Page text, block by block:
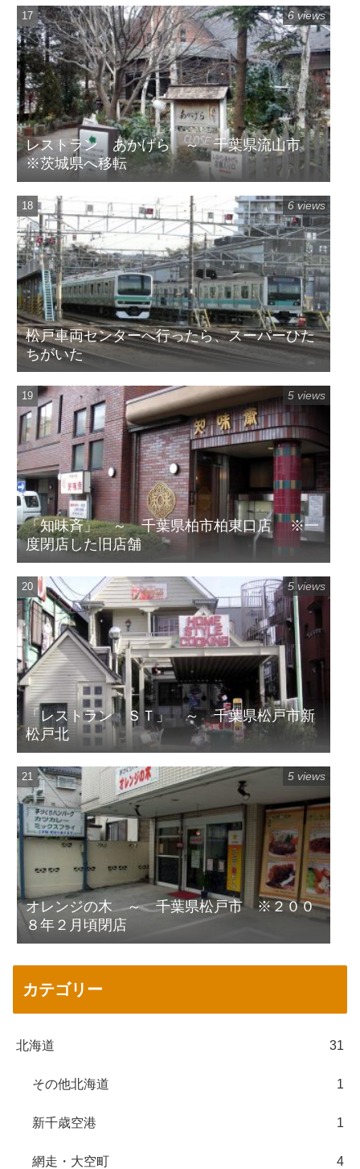
レストラン あかげら ～ 千葉県流山市
※茨城県へ移転
6 views
松戸車両センターへ行ったら、スーパーひた
ちがいた
6 views
「知味斉」 ～ 千葉県柏市柏東口店 ※一
度閉店した旧店舗
5 views
「レストラン ＳＴ」 ～ 千葉県松戸市新
松戸北
5 views
オレンジの木 ～ 千葉県松戸市 ※２００
８年２月頃閉店
5 views
カテゴリー
北海道 31
その他北海道 1
新千歳空港 1
網走・大空町 4